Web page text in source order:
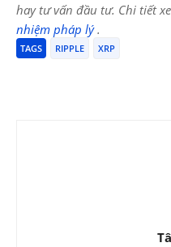
hay tư vấn đầu tư. Chi tiết
nhiệm pháp lý.
TAGS RIPPLE XRP